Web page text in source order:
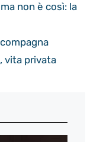
non è così: la
vita privata